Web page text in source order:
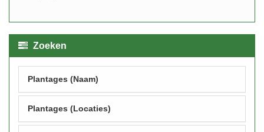
Zoeken
Plantages (Naam)
Plantages (Locaties)